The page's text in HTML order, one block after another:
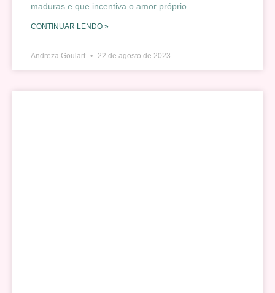
maduras e que incentiva o amor próprio.
CONTINUAR LENDO »
Andreza Goulart 22 de agosto de 2023